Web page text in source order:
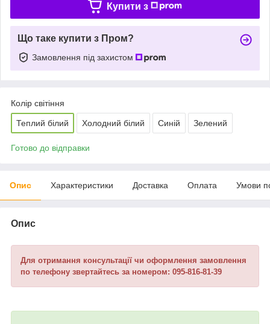
Купити з
Що таке купити з Пром?
Замовлення під захистом
Колір світіння
Теплий білий Холодний білий Синій Зелений
Готово до відправки
Опис Характеристики Доставка Оплата Умови
Опис
Для отримання консультації чи оформлення замовлення
по телефону звертайтесь за номером: 095-816-81-39